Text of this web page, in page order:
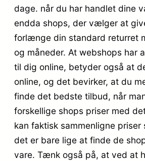
dage. når du har handlet dine
endda shops, der vælger at
forlænge din standard returret
og måneder. At webshops har
til dig online, betyder også at
online, og det bevirker, at du
finde det bedste tilbud, når
forskellige shops priser med
kan faktisk sammenligne priser
det er bare lige at finde de
vare. Tænk også på, at ved at